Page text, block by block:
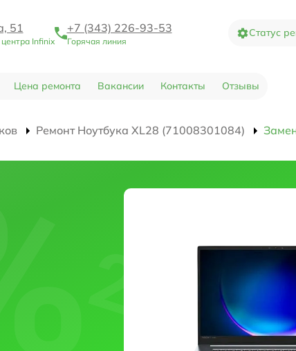
51
Infinix
+7 (343) 226-93-53
Горячая линия
Статус
Цена ремонта Вакансии Контакты Отзывы
Ремонт Ноутбука XL28 (71008301084)